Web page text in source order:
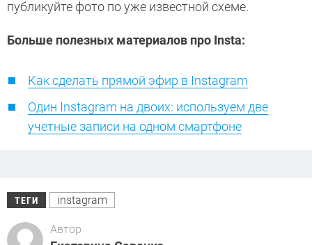
публикуйте фото по уже известной схеме.
Больше полезных материалов про Insta:
Как сделать прямой эфир в Instagram
Один Instagram на двоих: используем две
учетные записи на одном смартфоне
ТЕГИ instagram
Автор